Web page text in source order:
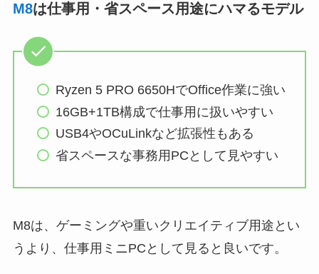
M8は仕事用・省スペース用途にハマるモデル
Ryzen 5 PRO 6650HでOffice作業に強い
16GB+1TB構成で仕事用に扱いやすい
USB4やOCuLinkなど拡張性もある
省スペースな事務用PCとして見やすい
M8は、ゲーミングや重いクリエイティブ用途とい
うより、仕事用ミニPCとして見ると良いです。